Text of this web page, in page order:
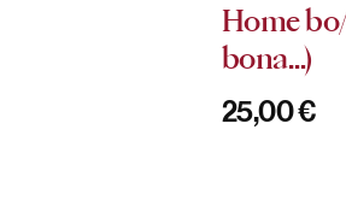
Home
bona…)
25,00€